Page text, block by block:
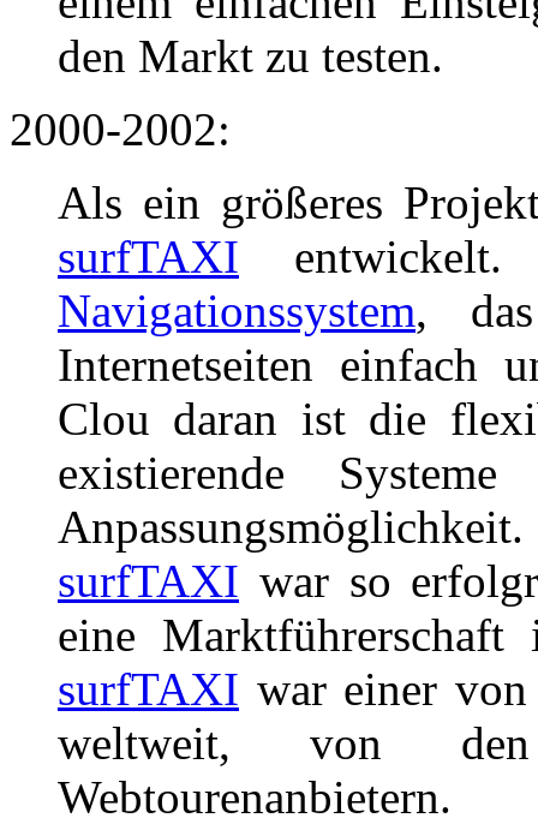
den Markt zu testen.
2000-2002:
Als ein größeres
surfTAXI
Navigationssystem,
Internetseiten einfach
Clou daran ist die
existierende
Anpassungsmöglichkeit.
surfTAXI war so
eine
surfTAXI war einer
weltweit, von
Webtourenanbietern.